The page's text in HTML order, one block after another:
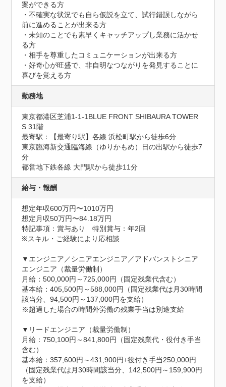
案ができる方
・不確実な状況でも自ら仮説を立て、試行錯誤しながら
前に進めることが出来る方
・未知のことでも素早くキャッチアップし業務に活かせ
る方
・相手を尊重したコミュニケーションが出来る方
・好奇心が旺盛で、非自明なつながりを発見することに
喜びを覚える方
勤務地
東京都港区芝浦1-1-1BLUE FRONT SHIBAURA TOWER
S 31階
最寄駅：【最寄り駅】各線 浜松町駅から徒歩6分
東京臨海新交通臨海線（ゆりかもめ）日の出駅から徒歩7
分
都営地下鉄各線 大門駅から徒歩11分
給与・報酬
想定年収600万円〜1010万円
想定月収50万円〜84.18万円
特記事項：賞与あり　特別賞与：年2回
※スキル・ご経験により応相談
▼エンジニア／シニアエンジニア／アドバンストシニア
エンジニア（裁量労働制）
月給：500,000円～725,000円（固定残業代含む）
基本給：405,500円～588,000円（固定残業代は月30時間
該当分、94,500円～137,000円を支給）
※超過した場合の時間外労働の残業手当は別途支給
▼リードエンジニア（裁量労働制）
月給：750,100円～841,800円（固定残業代・役付き手当
含む）
基本給：357,600円～431,900円+役付き手当250,000円
（固定残業代は月30時間該当分、142,500円～159,900円
を支給）